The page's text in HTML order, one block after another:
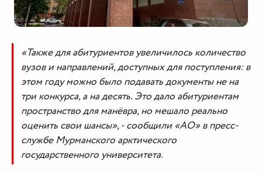
«Также для абитуриентов увеличилось количество
вузов и направлений, доступных для поступления: в
этом году можно было подавать документы не на
три конкурса, а на десять. Это дало абитуриентам
пространство для манёвра, но мешало реально
оценить свои шансы», - сообщили «АО» в пресс-
службе Мурманского арктического
государственного университета.